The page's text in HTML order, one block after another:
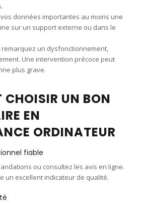
données importantes au moins une
sur un support externe ou dans le
remarquez un dysfonctionnement,
Une intervention précoce peut
plus grave.
UN BON
EN
ORDINATEUR
fiable
ou consultez les avis en ligne.
un excellent indicateur de qualité.